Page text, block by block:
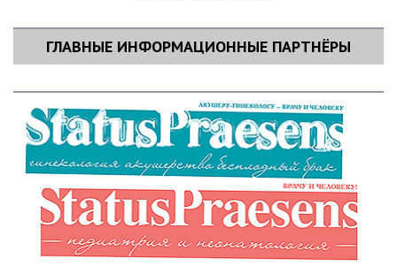
ГЛАВНЫЕ ИНФОРМАЦИОННЫЕ ПАРТНЁРЫ